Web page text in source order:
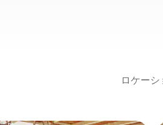
ロケー